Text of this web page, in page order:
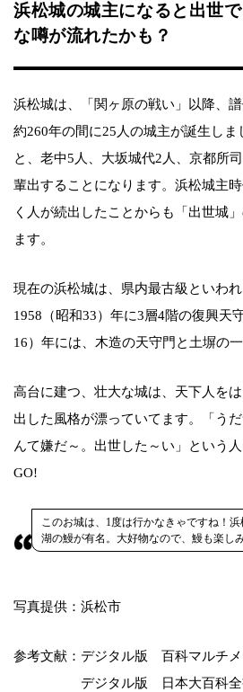
浜松城の城主になると出世
な噂が流れたかも？
浜松城は、「関ヶ原の戦い」以降、譜
約260年の間に25人の城主が誕生し
と、老中5人、大坂城代2人、京都所
輩出することになります。浜松城主
く人が続出したことからも「出世城
ます。
現在の浜松城は、県内最古級といわれ
1958（昭和33）年に3層4階の復興天
16）年には、木造の天守門と土塀の
高台に建つ、壮大な城は、天下人を
出した風格が漂っていてます。「う
んて嫌だ～。出世した～い」という
GO!
このお城は、1度は行かなきゃですね！
湖の鰻が有名。大好物なので、鰻も楽し
写真提供：浜松市
参考文献：デジタル版 百科マルチ
デジタル版 日本大百科全